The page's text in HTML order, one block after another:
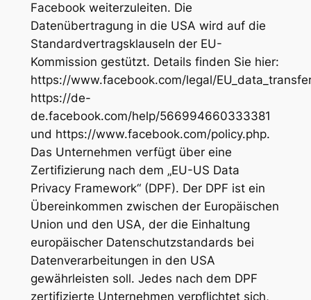
Facebook weiterzuleiten. Die
Datenübertragung in die USA wird auf die
Standardvertragsklauseln der EU-
Kommission gestützt. Details finden Sie hier:
https://www.facebook.com/legal/
https://de-
de.facebook.com/help/566994660333381
und https://www.facebook.com/policy.php.
Das Unternehmen verfügt über eine
Zertifizierung nach dem „EU-US Data
Privacy Framework“ (DPF). Der DPF ist ein
Übereinkommen zwischen der Europäischen
Union und den USA, der die Einhaltung
europäischer Datenschutzstandards bei
Datenverarbeitungen in den USA
gewährleisten soll. Jedes nach dem DPF
zertifizierte Unternehmen verpflichtet sich,